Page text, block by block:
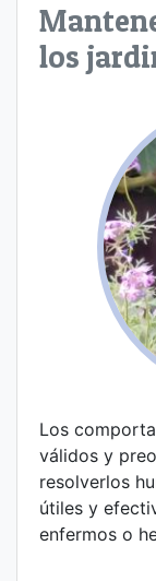
los
Los
válidos y
resolverlos
útiles y
enfermos o